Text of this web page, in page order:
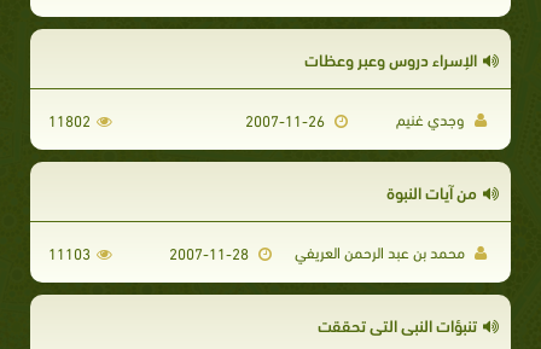
الإسراء دروس وعبر وعظات
وجدي غنيم 11802
من آيات النبوة
محمد بن عبد الرحمن العريفي 11103
تنبؤات النبي التي تحققت